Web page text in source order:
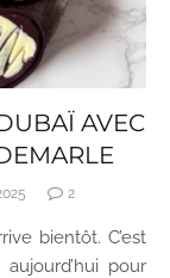
AVEC
2
bientôt. C’est
pour